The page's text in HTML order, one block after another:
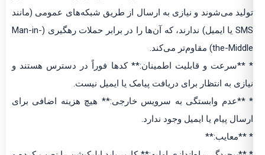
تولید می‌شوند و نیازی به ارسال از طریق شبکه‌های عمومی (مانند
SMS یا ایمیل) ندارند، که آن‌ها را در برابر حملات رهگیری (Man-in-
the-Middle) مقاوم‌تر می‌کند.
* **سرعت و قابلیت اطمینان:** کدها فوراً در دسترس هستند و
نیازی به انتظار برای دریافت پیامک یا ایمیل نیست.
* **عدم وابستگی به سرویس خارجی:** هیچ هزینه اضافی برای
ارسال پیام یا ایمیل وجود ندارد.
* **معایب:**